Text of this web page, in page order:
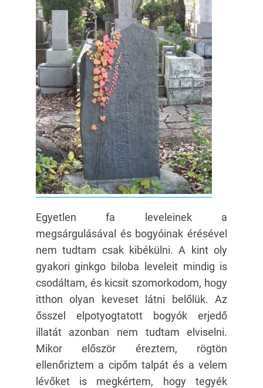
Egyetlen fa leveleinek a
megsárgulásával és bogyóinak érésével
nem tudtam csak kibékülni. A kint oly
gyakori ginkgo biloba leveleit mindig is
csodáltam, és kicsit szomorkodom, hogy
itthon olyan keveset látni belőlük. Az
ősszel elpotyogtatott bogyók erjedő
illatát azonban nem tudtam elviselni.
Mikor először éreztem, rögtön
ellenőriztem a cipőm talpát és a velem
lévőket is megkértem, hogy tegyék